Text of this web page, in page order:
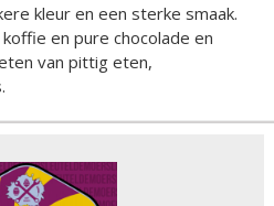
kleur en een sterke smaak.
en pure chocolade en
van pittig eten,